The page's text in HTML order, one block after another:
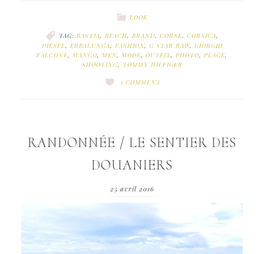
LOOK
TAG: BASTIA, BEACH, BRAND, CORSE, CORSICA,
DIESEL, ERBALUNGA, FASHION, G STAR RAW, GIORGIO
FALCONE, MANGO, MEN, MODE, OUTFIT, PHOTO, PLAGE,
SHOOTING, TOMMY HILFIGER
1 COMMENT
RANDONNÉE / LE SENTIER DES
DOUANIERS
25 avril 2016